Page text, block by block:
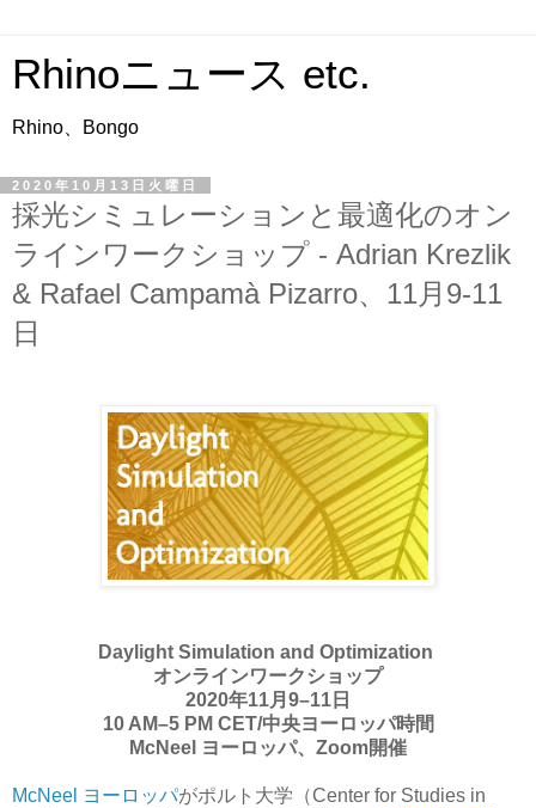
Rhinoニュース etc.
Rhino、Bongo
2020年10月13日火曜日
採光シミュレーションと最適化のオン
ラインワークショップ - Adrian Krezlik
& Rafael Campamà Pizarro、11月9-11
日
Daylight Simulation and Optimization
オンラインワークショップ
2020年11月9–11日
10 AM–5 PM CET/中央ヨーロッパ時間
McNeel ヨーロッパ、Zoom開催
McNeel ヨーロッパがポルト大学（Center for Studies in